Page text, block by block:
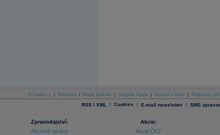
O Patria.cz Reklama Mapa Stránek Skupina Patria Kariéra v Patrii Podmínky
RSS / XML | Cookies | E-mail newsletter | SMS
Zpravodajství:
Akciové zprávy
Akcie:
Akcie ČEZ